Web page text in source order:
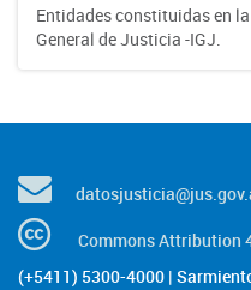
Entidades constituidas en
General de Justicia -IGJ.
Commons Attribution
(+5411) 5300-4000 |